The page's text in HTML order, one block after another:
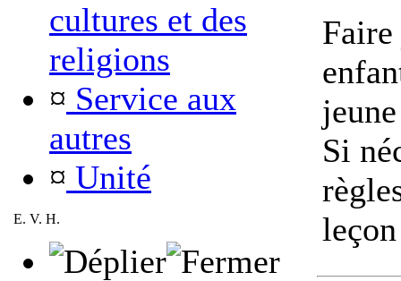
cultures et des
religions
¤ Service aux
autres
¤ Unité
E. V. H.
Si